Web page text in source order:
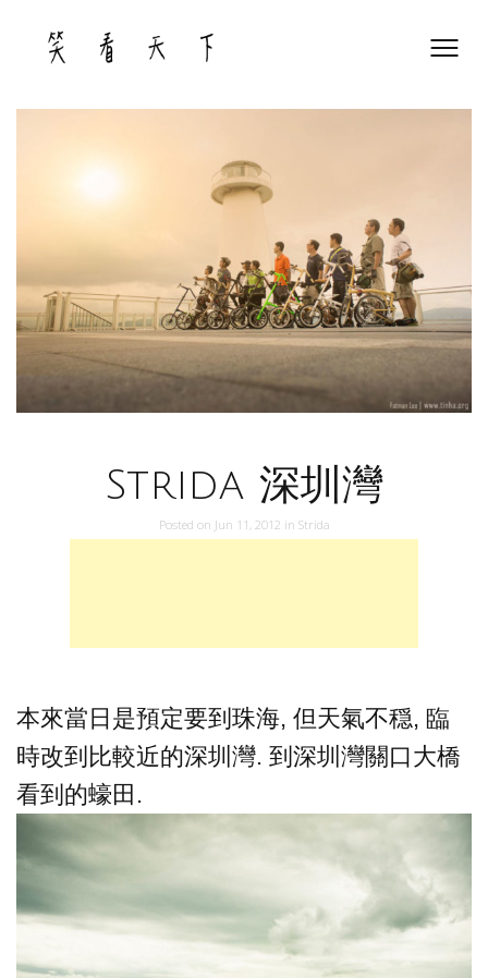
content
Strida 深圳灣
Posted on Jun 11, 2012 in Strida
本來當日是預定要到珠海, 但天氣不穏, 臨
時改到比較近的深圳灣. 到深圳灣關口大橋
看到的蠔田.